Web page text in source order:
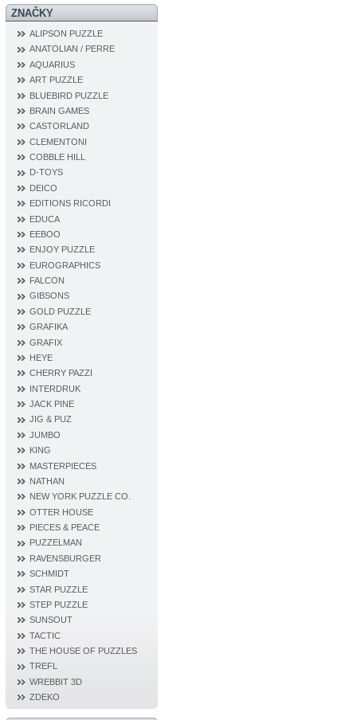
ZNAČKY
ALIPSON PUZZLE
ANATOLIAN / PERRE
AQUARIUS
ART PUZZLE
BLUEBIRD PUZZLE
BRAIN GAMES
CASTORLAND
CLEMENTONI
COBBLE HILL
D‐TOYS
DEICO
EDITIONS RICORDI
EDUCA
EEBOO
ENJOY PUZZLE
EUROGRAPHICS
FALCON
GIBSONS
GOLD PUZZLE
GRAFIKA
GRAFIX
HEYE
CHERRY PAZZI
INTERDRUK
JACK PINE
JIG & PUZ
JUMBO
KING
MASTERPIECES
NATHAN
NEW YORK PUZZLE CO.
OTTER HOUSE
PIECES & PEACE
PUZZELMAN
RAVENSBURGER
SCHMIDT
STAR PUZZLE
STEP PUZZLE
SUNSOUT
TACTIC
THE HOUSE OF PUZZLES
TREFL
WREBBIT 3D
ZDEKO